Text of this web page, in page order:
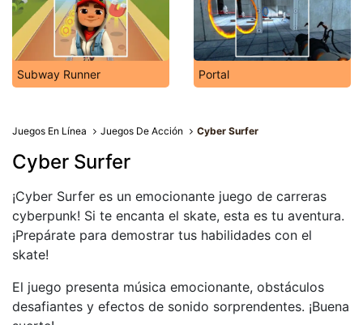
Subway Runner Portal
Juegos En Línea Juegos De Acción Cyber Surfer
Cyber Surfer
¡Cyber ​​​​Surfer es un emocionante juego de carreras
cyberpunk! Si te encanta el skate, esta es tu aventura.
¡Prepárate para demostrar tus habilidades con el
skate!
El juego presenta música emocionante, obstáculos
desafiantes y efectos de sonido sorprendentes. ¡Buena